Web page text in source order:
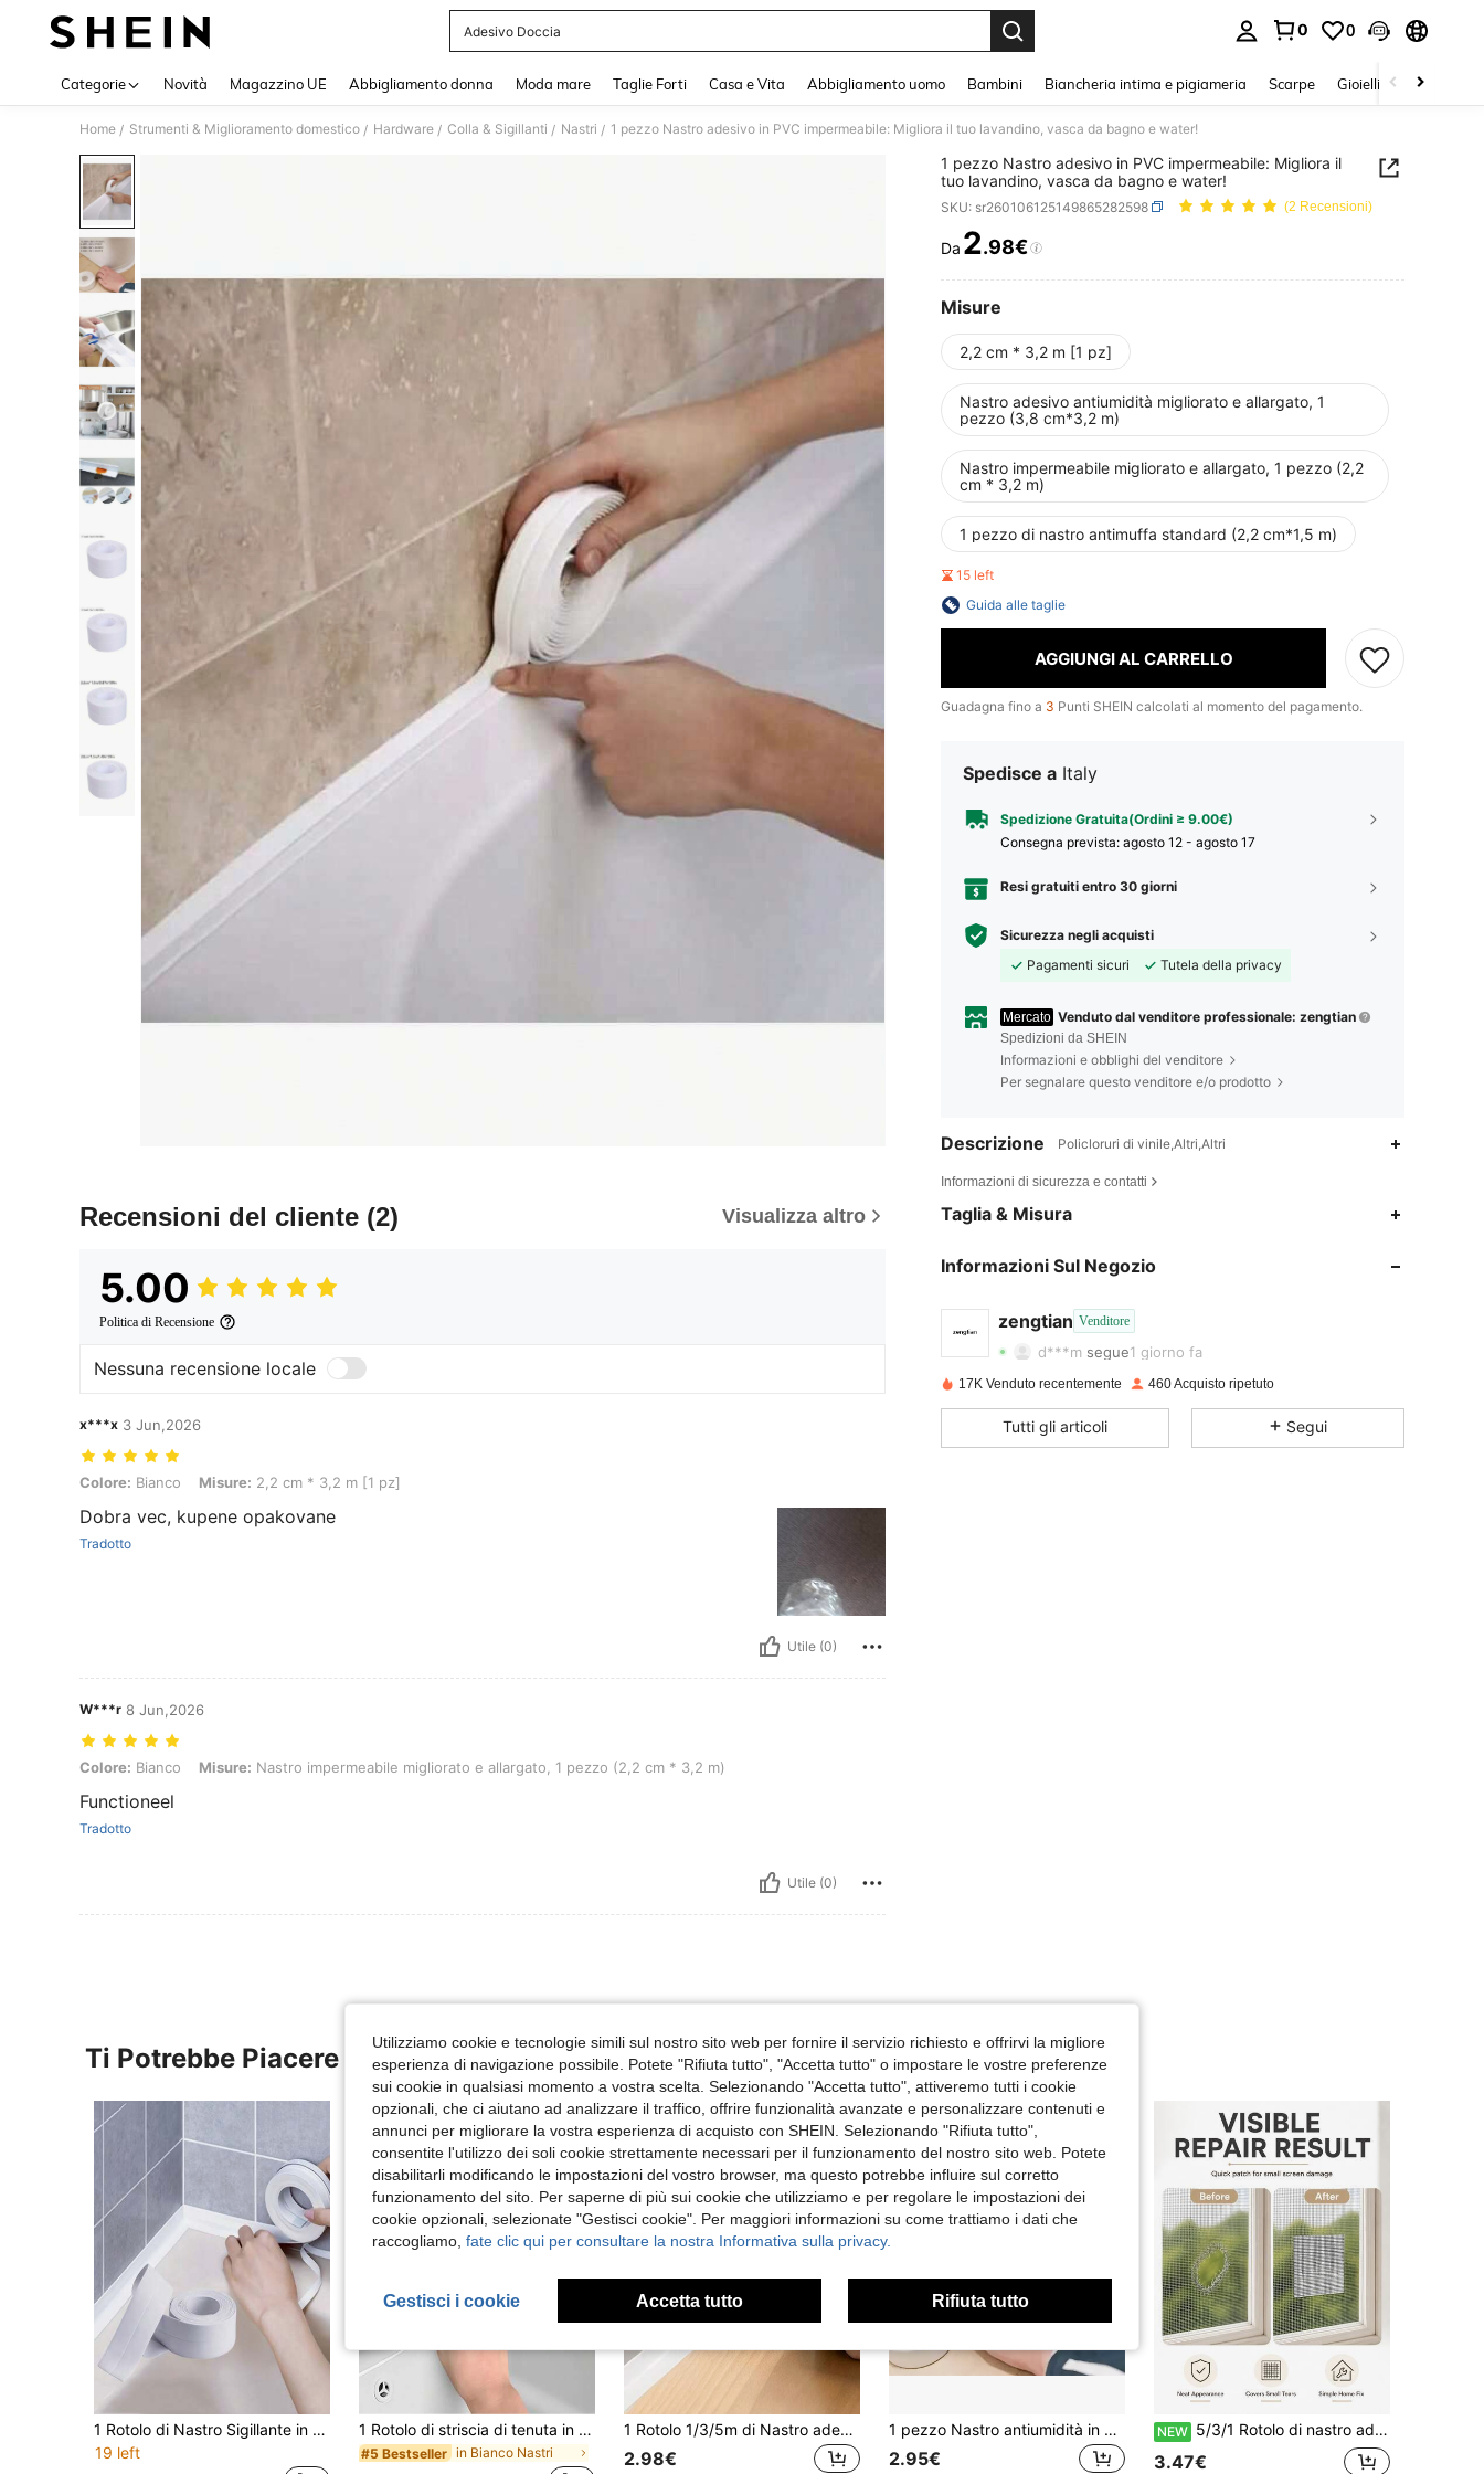
Adesivo Doccia
0 0
Categorie Novità Magazzino UE Abbigliamento donna Moda mare Taglie Forti Casa e Vita Abbigliamento uomo Bambini Biancheria intima e pigiameria Scarpe Gioielli E Accessori
Home / Strumenti & Miglioramento domestico / Hardware / Colla & Sigillanti / Nastri / 1 pezzo Nastro adesivo in PVC impermeabile: Migliora il tuo lavandino, vasca da bagno e water!
Recensioni del cliente (2) Visualizza altro
5.00
Politica di Recensione
Nessuna recensione locale
x***x 3 Jun,2026
Colore: Bianco, Misure: 2,2 cm * 3,2 m [1 pz]
Colore: Bianco Misure: 2,2 cm * 3,2 m [1 pz]
Dobra vec, kupene opakovane
Tradotto
Utile (0)
W***r 8 Jun,2026
Colore: Bianco, Misure: Nastro impermeabile migliorato e allargato, 1 pezzo (2,2 cm * 3,2 m)
Colore: Bianco Misure: Nastro impermeabile migliorato e allargato, 1 pezzo (2,2 cm * 3,2 m)
Functioneel
Tradotto
Utile (0)
1 pezzo Nastro adesivo in PVC impermeabile: Migliora il
tuo lavandino, vasca da bagno e water!
SKU: sr260106125149865282598 (2 Recensioni)
PRICE AND AVAILABILITY
Da 2.98€
Misure
2,2 cm * 3,2 m [1 pz]
Nastro adesivo antiumidità migliorato e allargato, 1
pezzo (3,8 cm*3,2 m)
Nastro impermeabile migliorato e allargato, 1 pezzo (2,2
cm * 3,2 m)
1 pezzo di nastro antimuffa standard (2,2 cm*1,5 m)
15 left
Guida alle taglie
AGGIUNGI AL CARRELLO
Guadagna fino a 3 Punti SHEIN calcolati al momento del pagamento.
Spedisce a Italy
Spedizione Gratuita(Ordini ≥ 9.00€)
Consegna prevista: agosto 12 - agosto 17
Resi gratuiti entro 30 giorni
Sicurezza negli acquisti
Pagamenti sicuri
Tutela della privacy
Mercato Venduto dal venditore professionale: zengtian
Spedizioni da SHEIN
Informazioni e obblighi del venditore
Per segnalare questo venditore e/o prodotto
Descrizione Policloruri di vinile,Altri,Altri
Informazioni di sicurezza e contatti
Taglia & Misura
Informazioni Sul Negozio
zengtian Venditore
4.79
4.79 12
4.79 12
d***m segue1 giorno fa
4.79
17K Venduto recentemente 460 Acquisto ripetuto
Tutti gli articoli Segui
Ti Potrebbe Piacere
1 Rotolo di Nastro Sigillante in PVC Impermeabile, Striscia Autoadesiva Anti-Crepe, Adatta per Lavelli e Fornelli, Adesivi per Fessure negli Angoli del Pavimento, Resistente all'Umidità e alla Muffa, Adatta per Angoli di Cucina, Bagno, Toilette e Vasca da Bagno, Eccellente Effetto Sigillante
19 left
1 Rotolo di striscia di tenuta in PVC impermeabile, striscia autoadesiva per crepe per lavandini e fornelli, nastro sigillante per angoli di cucina, bagno e vasca da bagno
#5 Bestseller in Bianco Nastri
1 Rotolo 1/3/5m di Nastro adesivo impermeabile antiumidità per bagno, Adesivi per decorazione domestica, Nastro sigillante durevole, Impedisce danni da acqua, Adatto per cucina, bagno, water, porta, finestra, top, Nastro con design impermeabile, Striscia di plastica durevole
2.98€
1 pezzo Nastro antiumidità in PVC impermeabile, Nastro adesivo autolavaggio per crepe del lavello, Nastro sigillante per bordo della vasca da bagno del bagno
2.95€
NEW 5/3/1 Rotolo di nastro adesivo per riparazione di finestre in rete, toppe per zanzariera impermeabile e resistente agli strappi, forte adesivo per tessuti e schermi, adatto per riparazione di finestre in camera da letto/tende
3.47€
Utilizziamo cookie e tecnologie simili sul nostro sito web per fornire il servizio richiesto e offrirvi la migliore
esperienza di navigazione possibile. Potete "Rifiuta tutto", "Accetta tutto" o impostare le vostre preferenze
sui cookie in qualsiasi momento a vostra scelta. Selezionando "Accetta tutto", attiveremo tutti i cookie
opzionali, che ci aiutano ad analizzare il traffico, offrire funzionalità avanzate e personalizzare contenuti e
annunci per migliorare la vostra esperienza di acquisto con SHEIN. Selezionando "Rifiuta tutto",
consentite l'utilizzo dei soli cookie strettamente necessari per il funzionamento del nostro sito web. Potete
disabilitarli modificando le impostazioni del vostro browser, ma questo potrebbe influire sul corretto
funzionamento del sito. Per saperne di più sui cookie che utilizziamo e per regolare le impostazioni dei
cookie opzionali, selezionate "Gestisci cookie". Per maggiori informazioni su come trattiamo i dati che
raccogliamo, fate clic qui per consultare la nostra Informativa sulla privacy.
Gestisci i cookie Accetta tutto Rifiuta tutto